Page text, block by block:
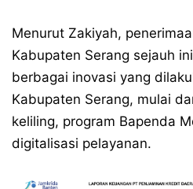
Menurut Zakiyah,
Kabupaten Serang sejauh
berbagai inovasi yang
Kabupaten Serang, mulai
keliling, program Bapenda
digitalisasi pelayanan.